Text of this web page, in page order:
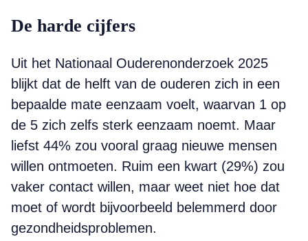
De harde cijfers
Uit het Nationaal Ouderenonderzoek 2025
blijkt dat de helft van de ouderen zich in een
bepaalde mate eenzaam voelt, waarvan 1 op
de 5 zich zelfs sterk eenzaam noemt. Maar
liefst 44% zou vooral graag nieuwe mensen
willen ontmoeten. Ruim een kwart (29%) zou
vaker contact willen, maar weet niet hoe dat
moet of wordt bijvoorbeeld belemmerd door
gezondheidsproblemen.